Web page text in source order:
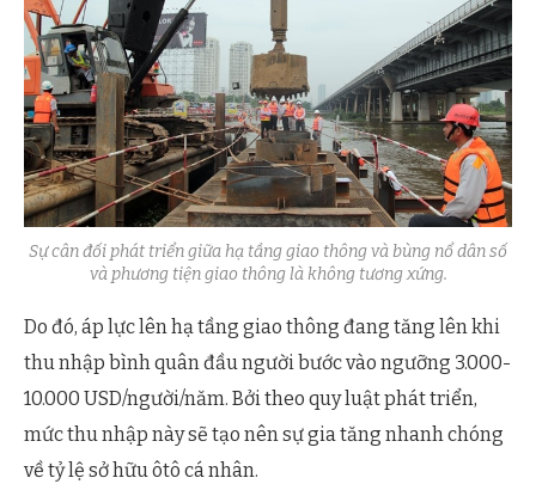
Sự cân đối phát triển giữa hạ tầng giao thông và bùng nổ dân số
và phương tiện giao thông là không tương xứng.
Do đó, áp lực lên hạ tầng giao thông đang tăng lên khi
thu nhập bình quân đầu người bước vào ngưỡng 3.000-
10.000 USD/người/năm. Bởi theo quy luật phát triển,
mức thu nhập này sẽ tạo nên sự gia tăng nhanh chóng
về tỷ lệ sở hữu ôtô cá nhân.